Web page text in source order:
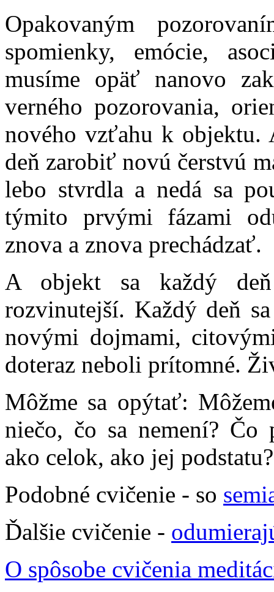
Opakovaným
spomienky, emócie,
musíme opäť nanovo
verného pozorovania,
nového vzťahu k
deň zarobiť novú čerstvú
lebo stvrdla a nedá sa
týmito prvými fázami
znova a znova prechádzať.
A objekt sa každý
rozvinutejší. Každý deň
novými dojmami,
doteraz neboli prítomné.
Môžme sa opýtať:
niečo, čo sa nemení? Čo
ako celok, ako jej podstatu?
Podobné cvičenie - so
Ďalšie cvičenie -
O spôsobe cvičenia